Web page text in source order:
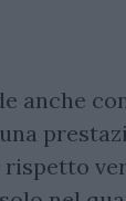
anche
rispetto